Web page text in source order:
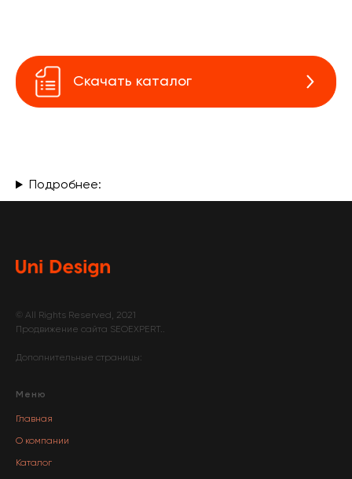
Скачать каталог
Подробнее:
© All Rights Reserved, 2021
Продвижение сайта SEOEXPERT..
Дополнительные страницы:
Меню
Главная
О компании
Каталог